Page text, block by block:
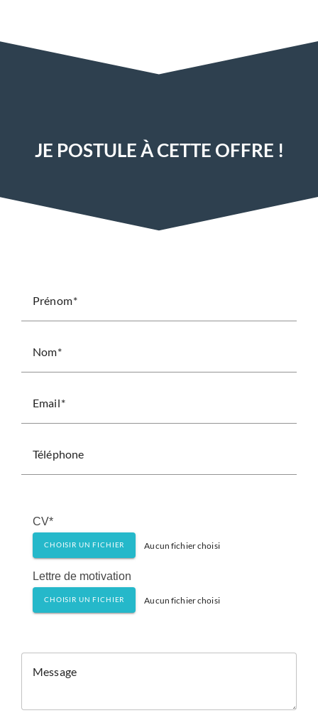
JE POSTULE À CETTE OFFRE !
Prénom
Nom
Email
Téléphone
CV*
CHOISIR UN FICHIER Aucun fichier choisi
Lettre de motivation
CHOISIR UN FICHIER Aucun fichier choisi
Message